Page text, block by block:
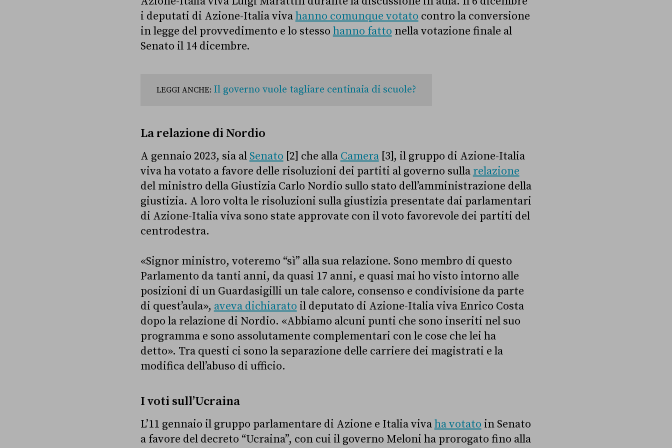
i deputati di Azione-Italia vivahanno comunque votato contro la conversione
in legge del provvedimento e lo stesso hanno fatto nella votazione finale al
Senato il 14 dicembre.
LEGGI ANCHE: Il governo vuole tagliare centinaia di scuole?
La relazione di Nordio
A gennaio 2023, sia al Senato [2] che alla Camera[3], il gruppo di Azione-Italia
viva ha votato a favore delle risoluzioni dei partiti al governo sulla relazione
del ministro della Giustizia Carlo Nordio sullo stato dell’amministrazione della
giustizia. A loro volta le risoluzioni sulla giustizia presentate dai parlamentari
di Azione-Italia viva sono state approvate con il voto favorevole dei partiti del
centrodestra.
«Signor ministro, voteremo “sì” alla sua relazione. Sono membro di questo
Parlamento da tanti anni, da quasi 17 anni, e quasi mai ho visto intorno alle
posizioni di un Guardasigilli un tale calore, consenso e condivisione da parte
di quest’aula», aveva dichiarato il deputato di Azione-Italia viva Enrico Costa
dopo la relazione di Nordio. «Abbiamo alcuni punti che sono inseriti nel suo
programma e sono assolutamente complementari con le cose che lei ha
detto». Tra questi ci sono la separazione delle carriere dei magistrati e la
modifica dell’abuso di ufficio.
I voti sull’Ucraina
L’11 gennaio il gruppo parlamentare di Azione e Italia vivaha votato in Senato
a favore del decreto “Ucraina”, con cui il governo Meloni ha prorogato fino alla